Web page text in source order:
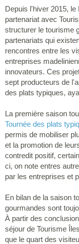
Depuis l'hiver 2015,
partenariat avec
structurer le tourisme
partenariats qui
rencontres entre les
entreprises
innovateurs. Ces
sept producteurs de
des plats typiques,
La première saison
Tournée des plats
permis de mobiliser
et la promotion de
contredit positif,
ci, on note entres
par les entreprises et
En bilan de la saison
gourmandes sont
À partir des
séjour de Tourisme
que le quart des